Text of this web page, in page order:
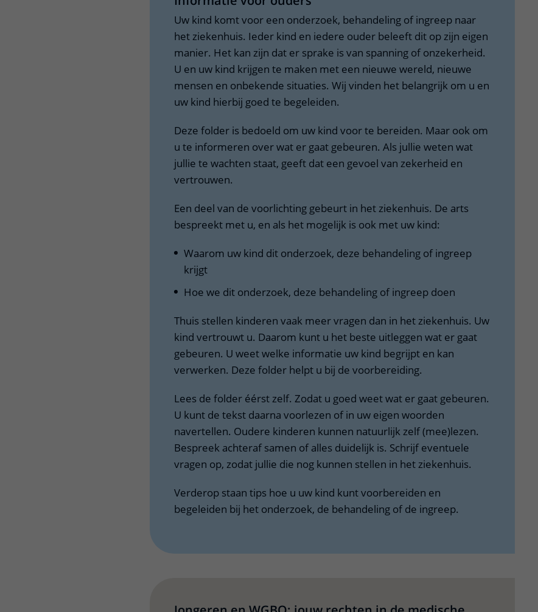
Onze poliklinieken
Onze verpleegafdelingen
Onze faciliteiten
Betere zorg door onderzoek
Uw kind komt voor een onderzoek, behandeling of ingreep naar
het ziekenhuis. Ieder kind en iedere ouder beleeft dit op zijn eigen
manier. Het kan zijn dat er sprake is van spanning of onzekerheid.
U en uw kind krijgen te maken met een nieuwe wereld, nieuwe
mensen en onbekende situaties. Wij vinden het belangrijk om u en
uw kind hierbij goed te begeleiden.
Deze folder is bedoeld om uw kind voor te bereiden. Maar ook om
u te informeren over wat er gaat gebeuren. Als jullie weten wat
jullie te wachten staat, geeft dat een gevoel van zekerheid en
vertrouwen.
Een deel van de voorlichting gebeurt in het ziekenhuis. De arts
bespreekt met u, en als het mogelijk is ook met uw kind:
Waarom uw kind dit onderzoek, deze behandeling of ingreep
krijgt
Hoe we dit onderzoek, deze behandeling of ingreep doen
Thuis stellen kinderen vaak meer vragen dan in het ziekenhuis. Uw
kind vertrouwt u. Daarom kunt u het beste uitleggen wat er gaat
gebeuren. U weet welke informatie uw kind begrijpt en kan
verwerken. Deze folder helpt u bij de voorbereiding.
Lees de folder éérst zelf. Zodat u goed weet wat er gaat gebeuren.
U kunt de tekst daarna voorlezen of in uw eigen woorden
navertellen. Oudere kinderen kunnen natuurlijk zelf (mee)lezen.
Bespreek achteraf samen of alles duidelijk is. Schrijf eventuele
vragen op, zodat jullie die nog kunnen stellen in het ziekenhuis.
Verderop staan tips hoe u uw kind kunt voorbereiden en
begeleiden bij het onderzoek, de behandeling of de ingreep.